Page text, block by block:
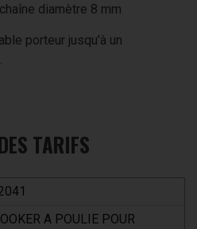
diamètre 8 mm
porteur jusqu'à un
TARIFS
A POULIE POUR